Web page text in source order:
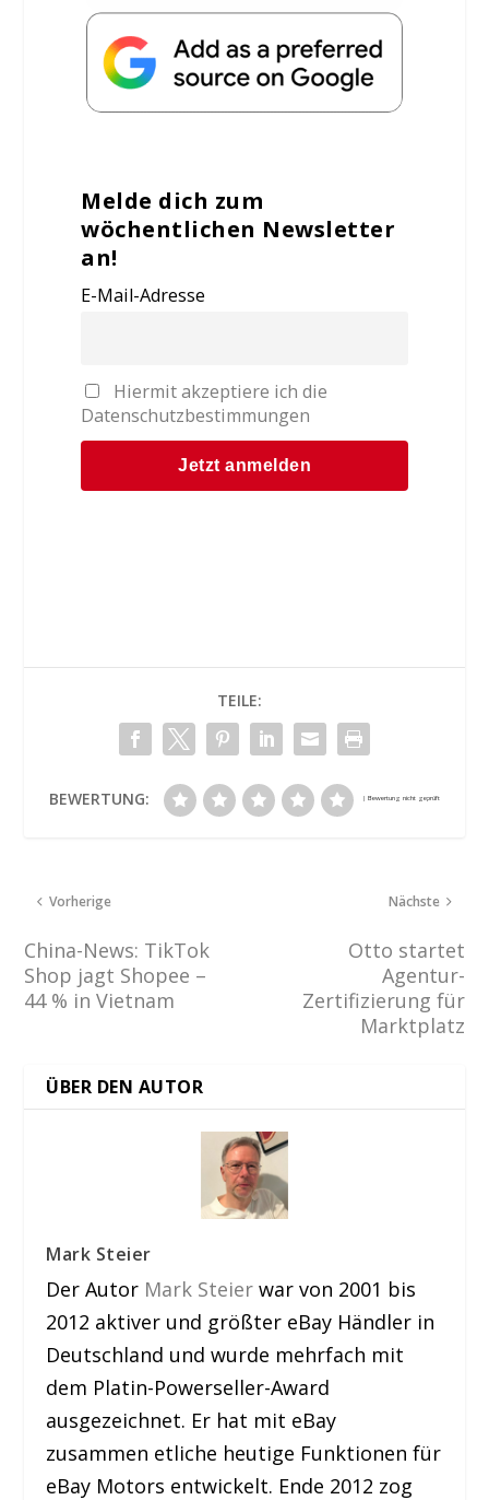
Melde dich zum
wöchentlichen Newsletter
an!
E-Mail-Adresse
Hiermit akzeptiere ich die
Datenschutzbestimmungen
TEILE:
BEWERTUNG:
Vorherige
China-News: TikTok
Shop jagt Shopee –
44 % in Vietnam
Nächste
Otto startet
Agentur-
Zertifizierung für
Marktplatz
ÜBER DEN AUTOR
Mark Steier
Der Autor Mark Steier war von 2001 bis
2012 aktiver und größter eBay Händler in
Deutschland und wurde mehrfach mit
dem Platin-Powerseller-Award
ausgezeichnet. Er hat mit eBay
zusammen etliche heutige Funktionen für
eBay Motors entwickelt. Ende 2012 zog